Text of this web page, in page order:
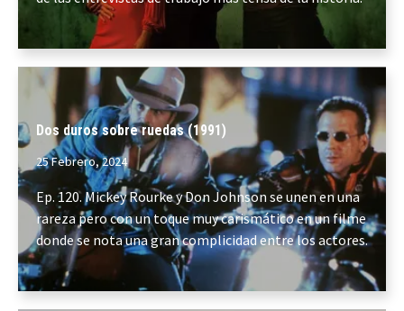
Dos duros sobre ruedas (1991)
25 Febrero, 2024
Ep. 120. Mickey Rourke y Don Johnson se unen en una
rareza pero con un toque muy carismático en un filme
donde se nota una gran complicidad entre los actores.